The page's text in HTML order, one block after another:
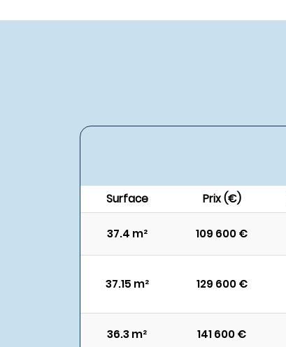
Surface Prix (€)
37.4 m² 109 600 €
37.15 m² 129 600 €
36.3 m² 141 600 €